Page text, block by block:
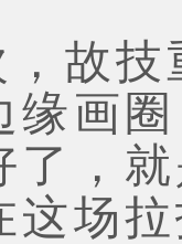
技重
缘画
了，
这场